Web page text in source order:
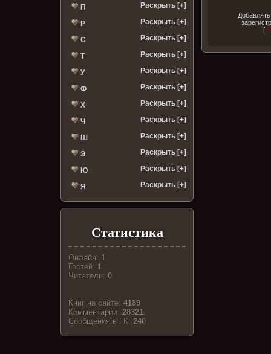
П Раскрыть [+]
Р Раскрыть [+]
С Раскрыть [+]
Т Раскрыть [+]
У Раскрыть [+]
Ф Раскрыть [+]
Х Раскрыть [+]
Ч Раскрыть [+]
Ш Раскрыть [+]
Э Раскрыть [+]
Ю Раскрыть [+]
Я Раскрыть [+]
Статистика
Онлайн: 1
Гостей: 1
Читатели:0
Книг на сайте:4189
Комментарии:28321
Cообщения в ГК:240
[